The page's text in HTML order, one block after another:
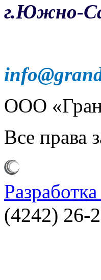
г.Южно-
ООО
Все права
(4242) 26-